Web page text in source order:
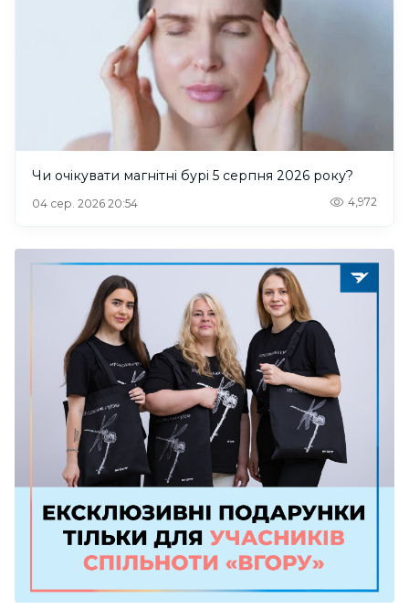
Чи очікувати магнітні бурі 5 серпня 2026 року?
04 сер. 2026 20:54 4,972